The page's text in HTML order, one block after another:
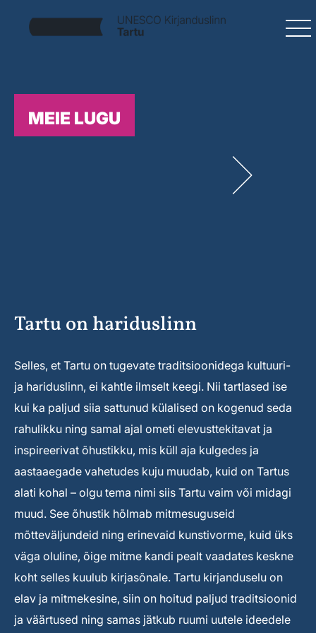
MEIE LUGU
Tartu on hariduslinn
Selles, et Tartu on tugevate traditsioonidega kultuuri-
ja hariduslinn, ei kahtle ilmselt keegi. Nii tartlased ise
kui ka paljud siia sattunud külalised on kogenud seda
rahulikku ning samal ajal ometi elevusttekitavat ja
inspireerivat õhustikku, mis küll aja kulgedes ja
aastaaegade vahetudes kuju muudab, kuid on Tartus
alati kohal – olgu tema nimi siis Tartu vaim või midagi
muud. See õhustik hõlmab mitmesuguseid
mõtteväljundeid ning erinevaid kunstivorme, kuid üks
väga oluline, õige mitme kandi pealt vaadates keskne
koht selles kuulub kirjasõnale. Tartu kirjanduselu on
elav ja mitmekesine, siin on hoitud paljud traditsioonid
ja väärtused ning samas jätkub ruumi uutele ideedele